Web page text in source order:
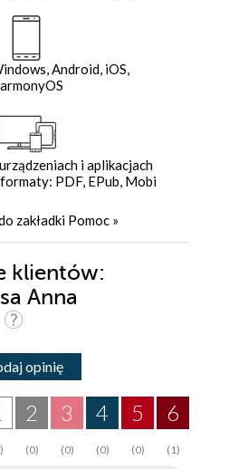
Android, iOS,
i aplikacjach
PDF, EPub, Mobi
zakładki Pomoc »
klientów:
Anna
opinię
6
(1)
5
(0)
4
(0)
3
(0)
2
(0)